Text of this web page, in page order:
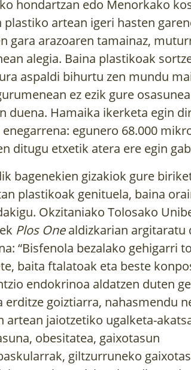
hondartzan edo Menorkako
plastiko artean igeri hasten
gara arazoaren tamainaz,
alegia. Baina plastikoak
aspaldi bihurtu zen mundu
ez ezik gure
duena. Hamaika ikerketa egin
egunero 68.000
ditugu etxetik atera ere egin
bagenekien gizakiok gure
plastikoak genituela, baina
Okzitaniako Tolosako
Plos Onealdizkarian argitaratu
: “Bisfenola bezalako gehigarri
baita ftalatoak eta beste
endokrinoa aldatzen duten
erditze goiztiarra, nahasmendu
artean jaiotzetiko ugalketa-
obesitatea, gaixotasun
giltzurruneko